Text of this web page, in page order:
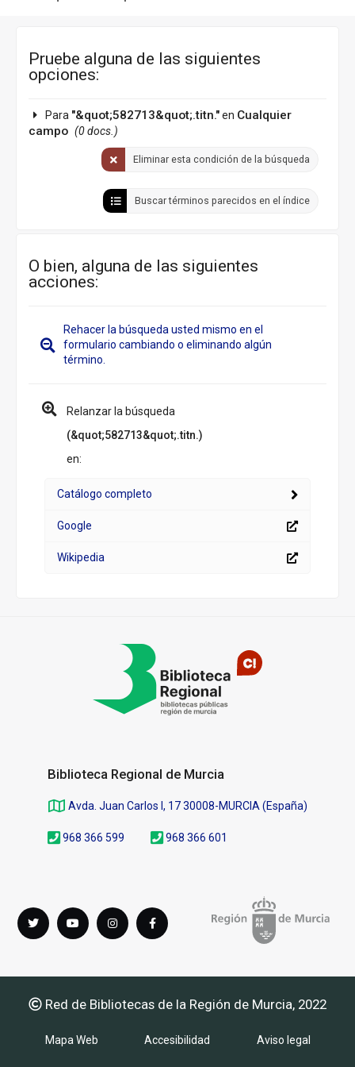
Pruebe alguna de las siguientes
opciones:
Para "&quot;582713&quot;.titn."en Cualquier
campo (0 docs.)
Eliminar esta condición de la búsqueda
Buscar términos parecidos en el índice
O bien, alguna de las siguientes
acciones:
Rehacer la búsqueda usted mismo en el
formulario cambiando o eliminando algún
término.
Relanzar la búsqueda
(&quot;582713&quot;.titn.)
en:
Catálogo completo
Google
Wikipedia
Biblioteca Regional de Murcia
Avda. Juan Carlos I, 17 30008-MURCIA (España)
968 366 599 968 366 601
Síguenos
en
Twitter youTube instagramFacebook
Red de Bibliotecas de la Región de Murcia, 2022
Mapa Web Accesibilidad Aviso legal